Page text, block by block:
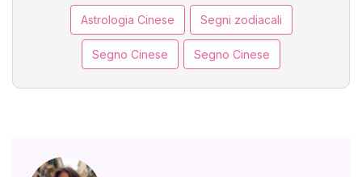
Astrologia Cinese Segni zodiacali
Segno Cinese Segno Cinese